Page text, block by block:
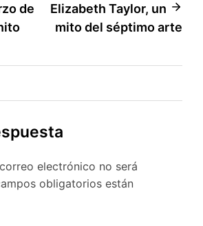
de
Elizabeth Taylor, un
mito del séptimo arte
electrónico no será
obligatorios están